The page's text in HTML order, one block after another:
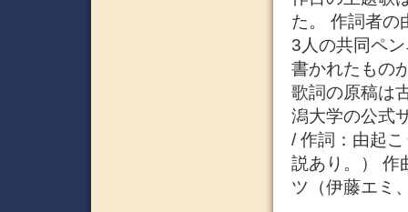
た。 作詞者の
3人の共同ペ
書かれたもの
歌詞の原稿は
潟大学の公式
/ 作詞：由起
説あり。） 作
ツ（伊藤エミ